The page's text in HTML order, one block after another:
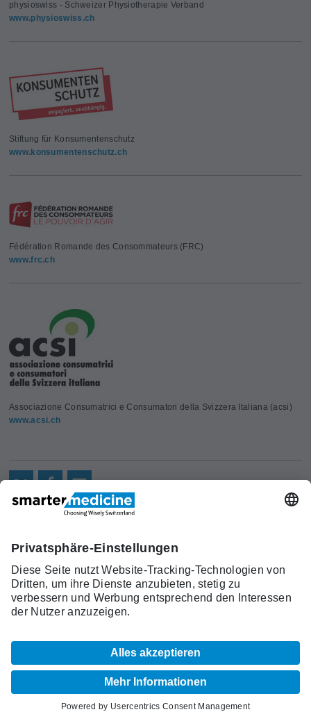
physioswiss - Schweizer Physiotherapie Verband
www.physioswiss.ch
Stiftung für Konsumentenschutz
www.konsumentenschutz.ch
Fédération Romande des Consommateurs (FRC)
www.frc.ch
Associazione Consumatrici e Consumatori della Svizzera Italiana (acsi)
www.acsi.ch
smarter
medicine?
Top-5-
Listen
Forschung
c/o Schweizerische Gesellschaft für
Monbijoustrasse 43, Postfach, 3001 Bern
Telefon +41 31 370 40 00, Fax +41 31 370
40 19
© 2026 SGAIMImpressum AGB Datenschutz Sitemap
Cookie Einstellungen